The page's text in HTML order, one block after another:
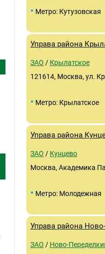
• Метро: Кутузовская
Управа района
ЗАО / Крылатское
121614, Москва, ул.
• Метро: Крылатское
Управа района
ЗАО / Кунцево
Москва, Академика
• Метро: Молодежная
Управа района
ЗАО / Ново-